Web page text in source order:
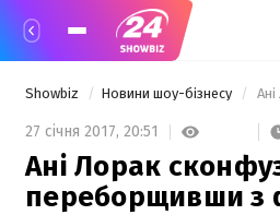
Showbiz Новини шоу-бізнесу
27 січня 2017, 20:51
Ані Лорак
переборщивши з